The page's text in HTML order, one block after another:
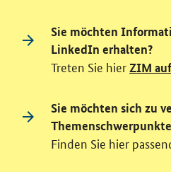
Sie möchten
LinkedIn erhalten?
Treten Sie hierZIM
Sie möchten sich zu
Finden Sie hier